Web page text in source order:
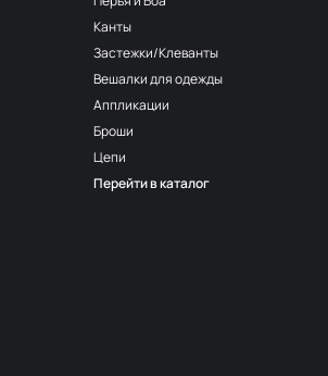
Канты
Застежки/Клеванты
Вешалки для одежды
Аппликации
Броши
Цепи
Перейти в каталог